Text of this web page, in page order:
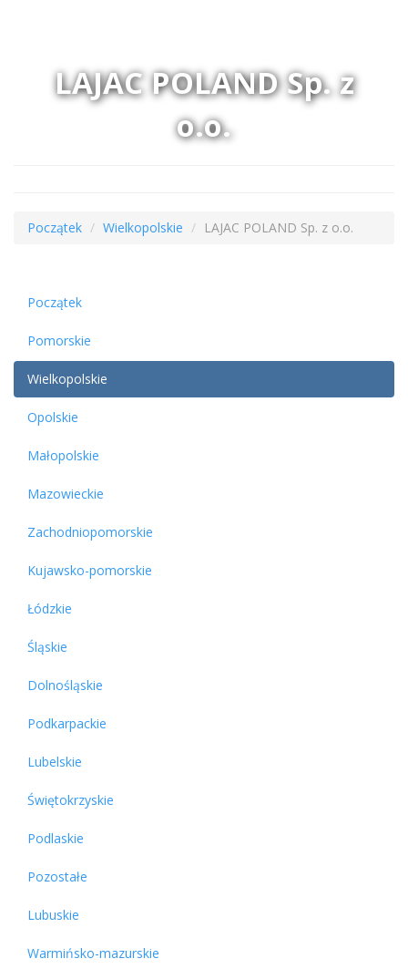
LAJAC POLAND Sp. z
o.o.
Początek Wielkopolskie LAJAC POLAND Sp. z o.o.
Początek
Pomorskie
Wielkopolskie
Opolskie
Małopolskie
Mazowieckie
Zachodniopomorskie
Kujawsko-pomorskie
Łódzkie
Śląskie
Dolnośląskie
Podkarpackie
Lubelskie
Świętokrzyskie
Podlaskie
Pozostałe
Lubuskie
Warmińsko-mazurskie